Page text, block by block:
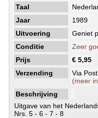
Taal
Jaar
1989
Uitvoering
Geniet
Conditie
Zeer
Prijs
€ 5,95
Verzending
Via
(meer
Beschrijving
Uitgave van het
Nrs. 5 - 6 - 7 - 8